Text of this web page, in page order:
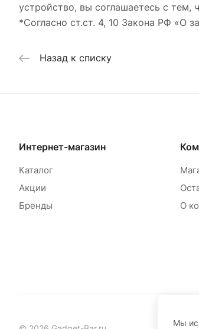
устройство, вы соглашаетесь с тем,
*Согласно ст.ст. 4, 10 Закона РФ «О
Назад к списку
Интернет-магазин
Каталог
Акции
Бренды
О
Мы